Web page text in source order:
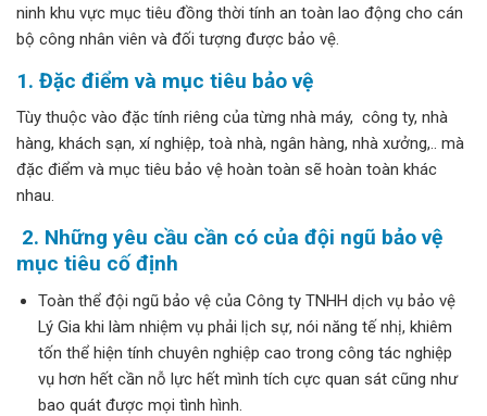
ninh khu vực mục tiêu đồng thời tính an toàn lao động cho cán
bộ công nhân viên và đối tượng được bảo vệ.
1. Đặc điểm và mục tiêu bảo vệ
Tùy thuộc vào đặc tính riêng của từng nhà máy, công ty, nhà
hàng, khách sạn, xí nghiệp, toà nhà, ngân hàng, nhà xưởng,.. mà
đặc điểm và mục tiêu bảo vệ hoàn toàn sẽ hoàn toàn khác
nhau.
2. Những yêu cầu cần có của đội ngũ bảo vệ
mục tiêu cố định
Toàn thể đội ngũ bảo vệ của Công ty TNHH dịch vụ bảo vệ
Lý Gia khi làm nhiệm vụ phải lịch sự, nói năng tế nhị, khiêm
tốn thể hiện tính chuyên nghiệp cao trong công tác nghiệp
vụ hơn hết cần nỗ lực hết mình tích cực quan sát cũng như
bao quát được mọi tình hình.